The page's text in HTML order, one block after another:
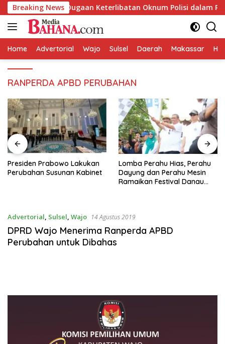
Langsung
ke
konten
Breaking NewsDugaan Keterlibatan Oknum Polisi dalam
Home Advertorial Wajo Sulsel Daerah Makassar
RANPERDA APBD PERUBAHAN
Presiden Prabowo Lakukan
Perubahan Susunan Kabinet
Lomba Perahu Hias, Perahu
Dayung dan Perahu Mesin
Ramaikan Festival Danau
Advertorial, Sulsel, Wajo 14 Agustus 2019
DPRD Wajo Menerima Ranperda APBD
Perubahan untuk Dibahas